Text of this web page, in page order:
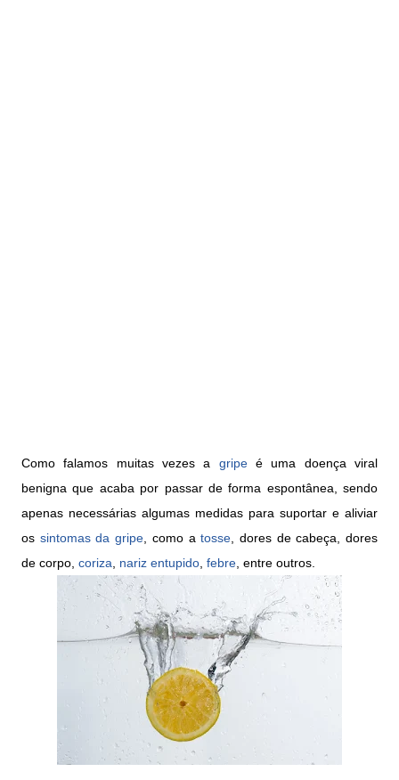
Como falamos muitas vezes a gripeé uma doença viral
benigna que acaba por passar de forma espontânea, sendo
apenas necessárias algumas medidas para suportar e aliviar
os sintomas da gripe , como atosse , dores de cabeça, dores
de corpo, coriza nariz entupido febre , entre outros.